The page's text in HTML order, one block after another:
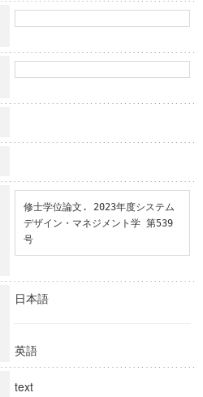
修士学位論文. 2023年度システム
デザイン・マネジメント学 第539
号
日本語
英語
text